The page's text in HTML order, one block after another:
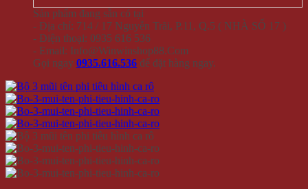
Sản phẩm đang sẵn có tại
- Địa chỉ: 714 / 17 Nguyễn Trãi, P.11, Q.5 ( NHÀ SỐ 17 )
- Điện thoại: 0935 616 536
- Email: Info@Winwinshop88.Com
Gọi ngay 0935.616.536 để đặt hàng ngay.